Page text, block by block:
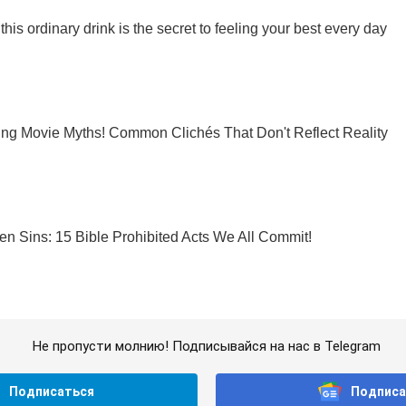
Не пропусти молнию! Подписывайся на нас в Telegram
Подписаться